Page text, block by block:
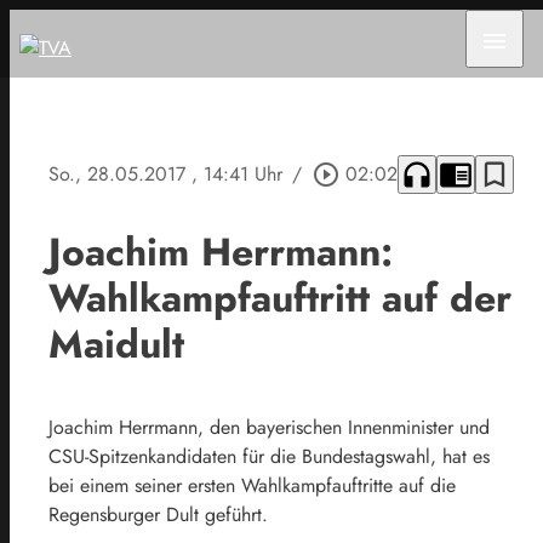
So., 28.05.2017 , 14:41 Uhr / play_circle_outline 02:02 headphones chrome_reader_mode bookmark_border
Joachim Herrmann:
Wahlkampfauftritt auf der
Maidult
Joachim Herrmann, den bayerischen Innenminister und
CSU-Spitzenkandidaten für die Bundestagswahl, hat es
bei einem seiner ersten Wahlkampfauftritte auf die
Regensburger Dult geführt.